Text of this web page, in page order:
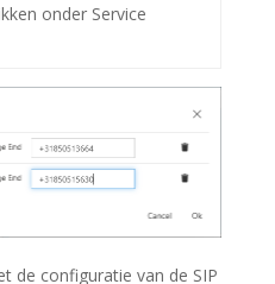
onder Service
de configuratie van de SIP